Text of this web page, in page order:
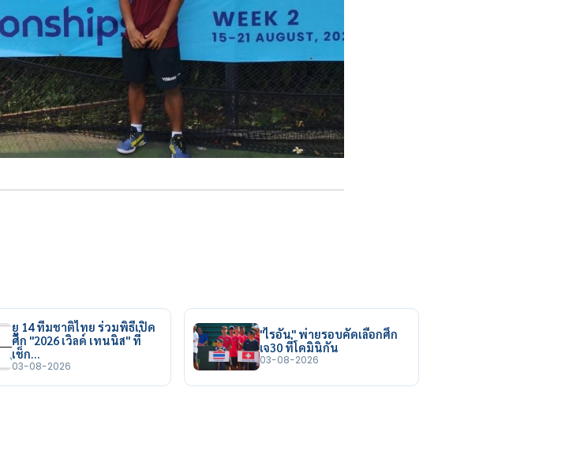
ยู 14 ทีมชาติไทย ร่วมพิธีเปิด
ศึก "2026 เวิลด์ เทนนิส" ที่
เช็ก…
03-08-2026
"ไรอัน" พ่ายรอบคัดเลือกศึก
เจ30 ที่โดมินิกัน
03-08-2026